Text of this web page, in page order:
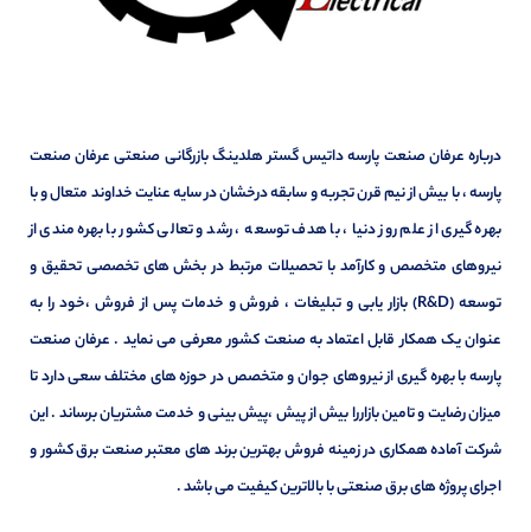
درباره عرفان صنعت پارسه داتیس گستر هلدینگ بازرگانی صنعتی عرفان صنعت
پارسه ، با بیش از نیم قرن تجربه و سابقه درخشان در سایه عنایت خداوند متعال و با
بهره گیری از علم روز دنیا ، با هدف توسعه ، رشد و تعالی کشور با بهره مندی از
نیروهای متخصص و کارآمد با تحصیلات مرتبط در بخش های تخصصی تحقیق و
توسعه (R&D) بازار یابی و تبلیغات ، فروش و خدمات پس از فروش ،خود را به
عنوان یک همکار قابل اعتماد به صنعت کشور معرفی می نماید . عرفان صنعت
پارسه با بهره گیری از نیروهای جوان و متخصص در حوزه های مختلف سعی دارد تا
میزان رضایت و تامین بازاررا بیش از پیش ،پیش بینی و خدمت مشتریان برساند . این
شرکت آماده همکاری در زمینه فروش بهترین برند های معتبر صنعت برق کشور و
اجرای پروژه های برق صنعتی با بالاترین کیفیت می باشد .